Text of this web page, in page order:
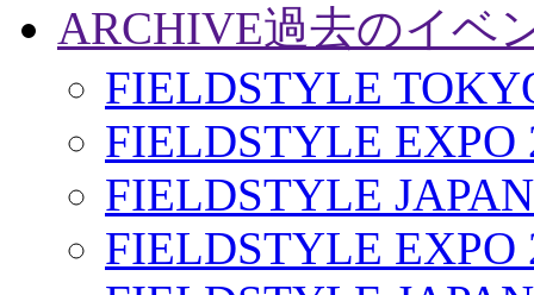
ARCHIVE過去のイベ
FIELDSTYLE
FIELDSTYLE EXPO
FIELDSTYLE
FIELDSTYLE EXPO